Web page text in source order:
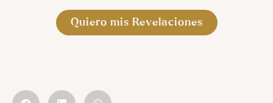
Quiero mis Revelaciones